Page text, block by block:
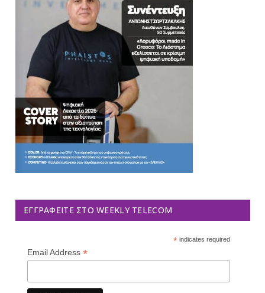
ΕΓΓΡΑΦΕΊΤΕ ΣΤΟ WEEKLY TELECOM
*indicates required
Email Address *